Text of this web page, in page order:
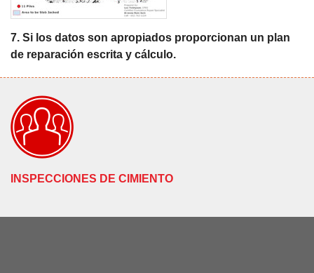
7. Si los datos son apropiados proporcionan un plan
de reparación escrita y cálculo.
INSPECCIONES DE CIMIENTO